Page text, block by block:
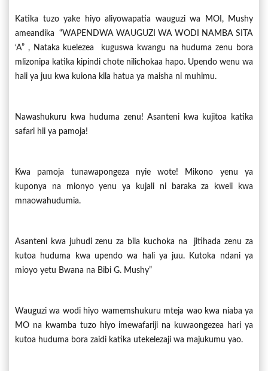
Katika tuzo yake hiyo aliyowapatia wauguzi wa MOI, Mushy
ameandika “WAPENDWA WAUGUZI WA WODI NAMBA SITA
‘A” , Nataka kuelezea kuguswa kwangu na huduma zenu bora
mlizonipa katika kipindi chote nilichokaa hapo. Upendo wenu wa
hali ya juu kwa kuiona kila hatua ya maisha ni muhimu.
Nawashukuru kwa huduma zenu! Asanteni kwa kujitoa katika
safari hii ya pamoja!
Kwa pamoja tunawapongeza nyie wote! Mikono yenu ya
kuponya na mionyo yenu ya kujali ni baraka za kweli kwa
mnaowahudumia.
Asanteni kwa juhudi zenu za bila kuchoka na jitihada zenu za
kutoa huduma kwa upendo wa hali ya juu. Kutoka ndani ya
mioyo yetu Bwana na Bibi G. Mushy”
Wauguzi wa wodi hiyo wamemshukuru mteja wao kwa niaba ya
MO na kwamba tuzo hiyo imewafariji na kuwaongezea hari ya
kutoa huduma bora zaidi katika utekelezaji wa majukumu yao.